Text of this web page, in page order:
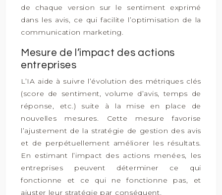
de chaque version sur le sentiment exprimé
dans les avis, ce qui facilite l’optimisation de la
communication marketing.
Mesure de l’impact des actions
entreprises
L’IA aide à suivre l’évolution des métriques clés
(score de sentiment, volume d’avis, temps de
réponse, etc.) suite à la mise en place de
nouvelles mesures. Cette mesure favorise
l’ajustement de la stratégie de gestion des avis
et de perpétuellement améliorer les résultats.
En estimant l’impact des actions menées, les
entreprises peuvent déterminer ce qui
fonctionne et ce qui ne fonctionne pas, et
ajuster leur stratégie par conséquent.